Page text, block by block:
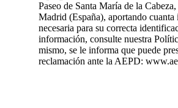
Paseo de Santa María de la
Madrid (España), aportando cuanta
necesaria para su correcta
información, consulte nuestra
mismo, se le informa que puede
reclamación ante la AEPD: